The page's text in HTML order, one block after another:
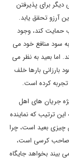
برای پذیرفتن
آرزو تحقق یابد.
حمایت کند، وجود
سود منافع خود می
اما بعید به نظر می
بارها خلف
کرده است.
جریان های اهل
ترتیب که نماینده
چیزی بعید است، چرا
صاحب کرسی است،
بیند بخواهد جایگاه